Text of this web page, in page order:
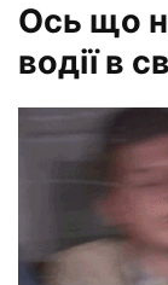
Ось що
водії в